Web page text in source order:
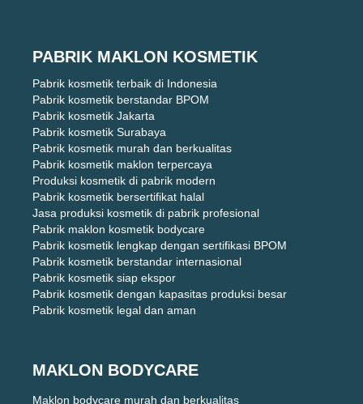
PABRIK MAKLON KOSMETIK
Pabrik kosmetik terbaik di Indonesia
Pabrik kosmetik berstandar BPOM
Pabrik kosmetik Jakarta
Pabrik kosmetik Surabaya
Pabrik kosmetik murah dan berkualitas
Pabrik kosmetik maklon terpercaya
Produksi kosmetik di pabrik modern
Pabrik kosmetik bersertifikat halal
Jasa produksi kosmetik di pabrik profesional
Pabrik maklon kosmetik bodycare
Pabrik kosmetik lengkap dengan sertifikasi BPOM
Pabrik kosmetik berstandar internasional
Pabrik kosmetik siap ekspor
Pabrik kosmetik dengan kapasitas produksi besar
Pabrik kosmetik legal dan aman
MAKLON BODYCARE
Maklon bodycare murah dan berkualitas